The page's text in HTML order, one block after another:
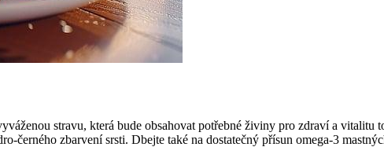
stravu, která bude obsahovat potřebné živiny pro zdraví a
černého zbarvení srsti. Dbejte také na dostatečný přísun omega-3